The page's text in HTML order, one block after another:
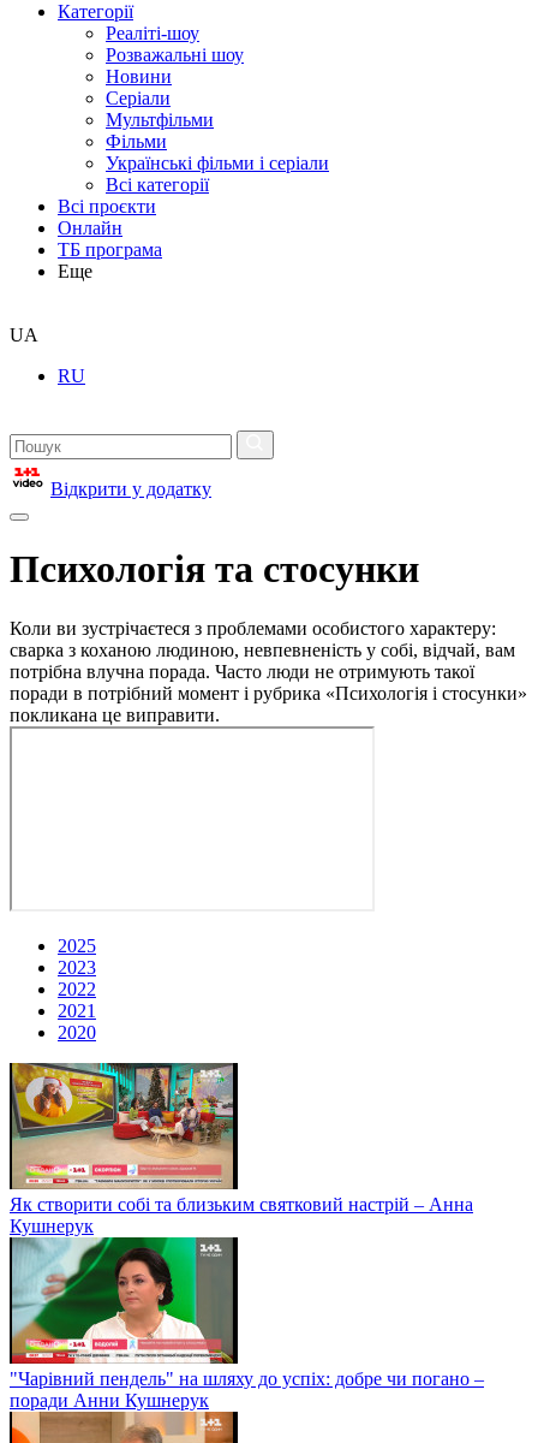
Категорії
Реаліті-шоу
Розважальні шоу
Новини
Серіали
Мультфільми
Фільми
Українські фільми і серіали
Всі категорії
Всі проєкти
Онлайн
ТБ програма
Еще
UA
RU
Відкрити у додатку
Психологія та стосунки
Коли ви зустрічаєтеся з проблемами особистого характеру:
сварка з коханою людиною, невпевненість у собі, відчай, вам
потрібна влучна порада. Часто люди не отримують такої
поради в потрібний момент і рубрика «Психологія і стосунки»
покликана це виправити.
2025
2023
2022
2021
2020
Як створити собі та близьким святковий настрій – Анна
Кушнерук
"Чарівний пендель" на шляху до успіх: добре чи погано –
поради Анни Кушнерук